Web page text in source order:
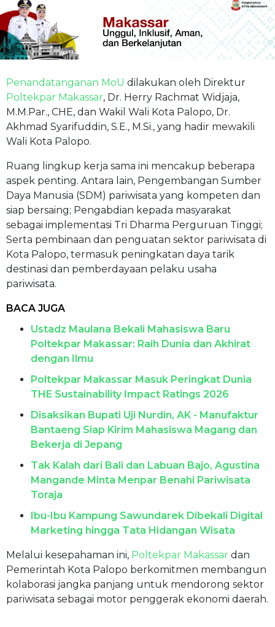
Penandatanganan MoU dilakukan oleh Direktur
Poltekpar Makassar, Dr. Herry Rachmat Widjaja,
M.M.Par., CHE, dan Wakil Wali Kota Palopo, Dr.
Akhmad Syarifuddin, S.E., M.Si., yang hadir mewakili
Wali Kota Palopo.
Ruang lingkup kerja sama ini mencakup beberapa
aspek penting. Antara lain, Pengembangan Sumber
Daya Manusia (SDM) pariwisata yang kompeten dan
siap bersaing; Pengabdian kepada masyarakat
sebagai implementasi Tri Dharma Perguruan Tinggi;
Serta pembinaan dan penguatan sektor pariwisata di
Kota Palopo, termasuk peningkatan daya tarik
destinasi dan pemberdayaan pelaku usaha
pariwisata.
BACA JUGA
Ustadz Maulana Bekali Mahasiswa Baru
Poltekpar Makassar: Raih Dunia dan Akhirat
dengan Ilmu
Poltekpar Makassar Masuk Peringkat Dunia
THE Sustainability Impact Ratings 2026
Disaksikan Bupati Uji Nurdin, AK - Manufaktur
Bantaeng Siap Kirim Mahasiswa Magang dan
Bekerja di Jepang
Tak Kalah dari Bali dan Labuan Bajo, Agustina
Mangande Minta Menpar Benahi Pariwisata
Toraja
Ibu-Ibu Kampung Sawundarek Dibekali Digital
Marketing hingga Tata Hidangan Wisata
Melalui kesepahaman ini, Poltekpar Makassar dan
Pemerintah Kota Palopo berkomitmen membangun
kolaborasi jangka panjang untuk mendorong sektor
pariwisata sebagai motor penggerak ekonomi daerah.